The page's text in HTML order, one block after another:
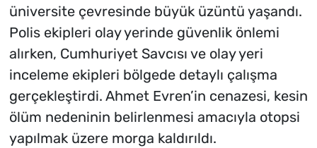
üniversite çevresinde büyük üzüntü yaşandı.
Polis ekipleri olay yerinde güvenlik önlemi
alırken, Cumhuriyet Savcısı ve olay yeri
inceleme ekipleri bölgede detaylı çalışma
gerçekleştirdi. Ahmet Evren’in cenazesi, kesin
ölüm nedeninin belirlenmesi amacıyla otopsi
yapılmak üzere morga kaldırıldı.